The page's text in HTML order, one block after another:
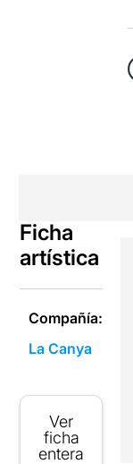
Ficha
artística
Compañía:
La Canya
Ver
ficha
entera